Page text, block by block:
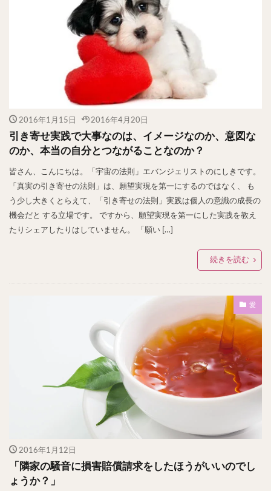
2016年1月15日 2016年4月20日
引き寄せ実践で大事なのは、イメージなのか、意図な
のか、本当の自分とつながることなのか？
皆さん、こんにちは。「宇宙の法則」エバンジェリストのにしきです。
「真実の引き寄せの法則」は、願望実現を第一にするのではなく、 も
う少し大きくとらえて、「引き寄せの法則」実践は個人の意識の成長の
機会だと する立場です。 ですから、願望実現を第一にした実践を教え
たりシェアしたりはしていません。 「願い […]
続きを読む
愛
2016年1月12日
「隣家の騒音に損害賠償請求をしたほうがいいのでし
ょうか？」